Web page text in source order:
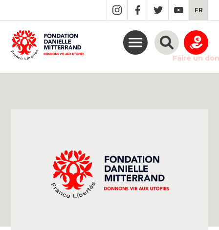
MAIN
CONTENT
FR
Faire un don